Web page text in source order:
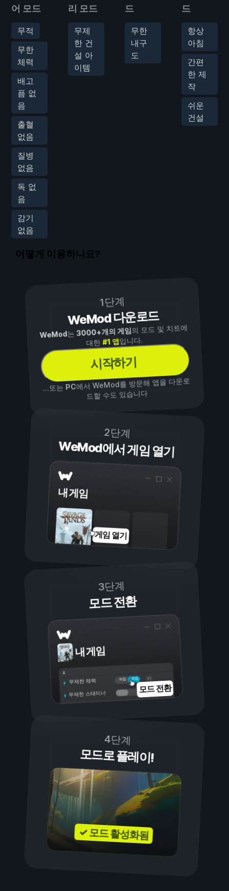
어 모드
무적
무한
체력
배고
픔 없
음
출혈
없음
질병
없음
독 없
음
감기
없음
리 모드
무제
한 건
설 아
이템
드
무한
내구
도
드
항상
아침
간편
한 제
작
쉬운
건설
어떻게 이용하나요?
1단계
WeMod 다운로드
WeMod는3000+개의 게임의 모드 및 치트에
대한#1 앱입니다.
시작하기
...또는PC에서 WeMod를 방문해 앱을 다운로
드할 수도 있습니다
2단계
WeMod에서 게임 열기
내 게임
게임 열기
3단계
모드 전환
내 게임
켜짐
꺼짐
무제한 체력
무제한 스태미너 모드 전환
4단계
모드로 플레이!
✓ 모드 활성화됨